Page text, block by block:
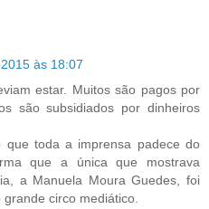
às 18:07
estar. Muitos são pagos por
são subsidiados por dinheiros
que toda a imprensa padece do
que a única que mostrava
a Manuela Moura Guedes, foi
circo mediático.